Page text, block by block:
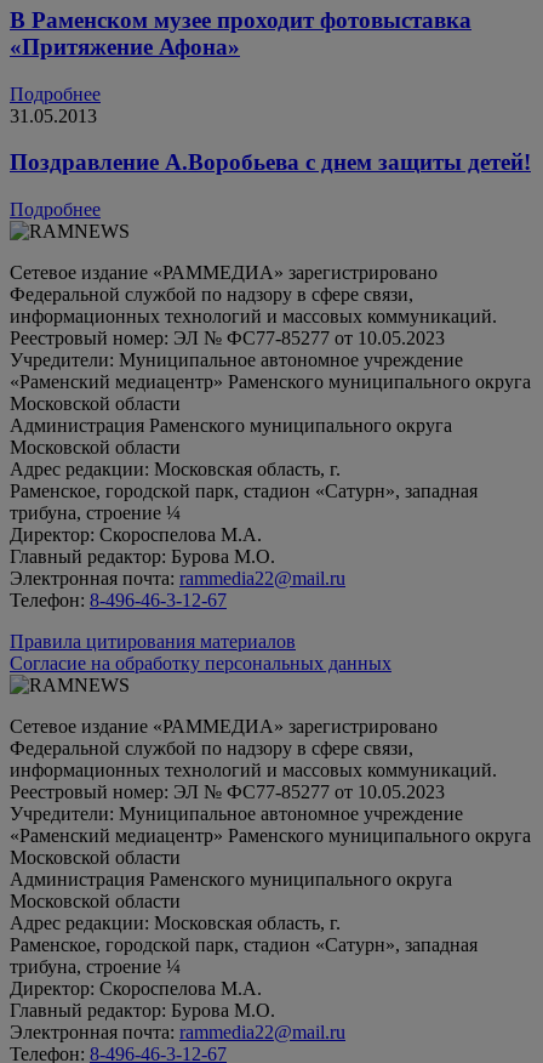
В Раменском музее проходит фотовыставка
«Притяжение Афона»
Подробнее
31.05.2013
Поздравление А.Воробьева с днем защиты детей!
Подробнее
Сетевое издание «РАММЕДИА» зарегистрировано
Федеральной службой по надзору в сфере связи,
информационных технологий и массовых коммуникаций.
Реестровый номер: ЭЛ № ФС77-85277 от 10.05.2023
Учредители: Муниципальное автономное учреждение
«Раменский медиацентр» Раменского муниципального округа
Московской области
Администрация Раменского муниципального округа
Московской области
Адрес редакции: Московская область, г.
Раменское, городской парк, стадион «Сатурн», западная
трибуна, строение ¼
Директор: Скороспелова М.А.
Главный редактор: Бурова М.О.
Электронная почта: rammedia22@mail.ru
Телефон: 8-496-46-3-12-67
Правила цитирования материалов
Согласие на обработку персональных данных
Сетевое издание «РАММЕДИА» зарегистрировано
Федеральной службой по надзору в сфере связи,
информационных технологий и массовых коммуникаций.
Реестровый номер: ЭЛ № ФС77-85277 от 10.05.2023
Учредители: Муниципальное автономное учреждение
«Раменский медиацентр» Раменского муниципального округа
Московской области
Администрация Раменского муниципального округа
Московской области
Адрес редакции: Московская область, г.
Раменское, городской парк, стадион «Сатурн», западная
трибуна, строение ¼
Директор: Скороспелова М.А.
Главный редактор: Бурова М.О.
Электронная почта: rammedia22@mail.ru
Телефон: 8-496-46-3-12-67